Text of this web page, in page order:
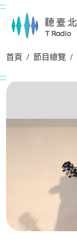
主要內容區塊
:::
首頁 節目總覽
:::